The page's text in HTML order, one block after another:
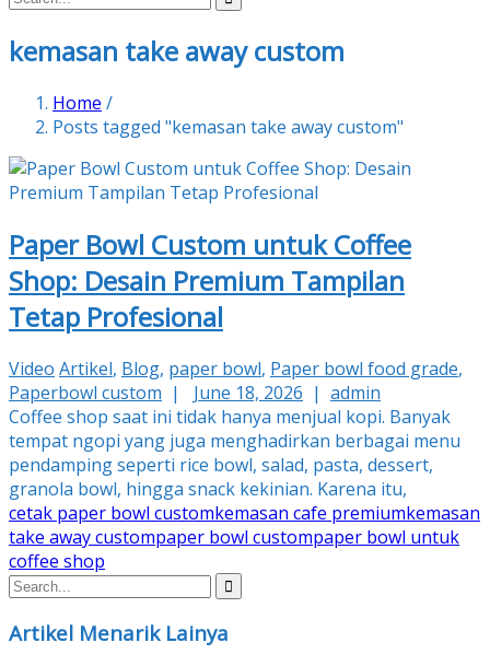
kemasan take away custom
Home /
Posts tagged "kemasan take away custom"
Paper Bowl Custom untuk Coffee
Shop: Desain Premium Tampilan
Tetap Profesional
Video Artikel, Blog, paper bowl, Paper bowl food grade,
Paperbowl custom | June 18, 2026 | admin
Coffee shop saat ini tidak hanya menjual kopi. Banyak
tempat ngopi yang juga menghadirkan berbagai menu
pendamping seperti rice bowl, salad, pasta, dessert,
granola bowl, hingga snack kekinian. Karena itu,
cetak paper bowl customkemasan cafe premiumkemasan
take away custompaper bowl custompaper bowl untuk
coffee shop
Artikel Menarik Lainya